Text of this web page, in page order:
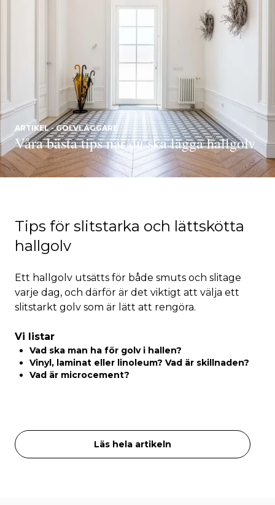
Tips för slitstarka och lättskötta
hallgolv
Ett hallgolv utsätts för både smuts och slitage
varje dag, och därför är det viktigt att välja ett
slitstarkt golv som är lätt att rengöra.
Vi listar
Vad ska man ha för golv i hallen?
Vinyl, laminat eller linoleum? Vad är skillnaden?
Vad är microcement?
Läs hela artikeln
ARTIKEL - GOLVLÄGGARE
Våra bästa tips när du ska lägga hallgolv